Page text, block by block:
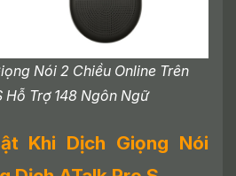
Nói 2 Chiều Online Trên
Hỗ Trợ 148 Ngôn Ngữ
Khi Dịch Giọng Nói